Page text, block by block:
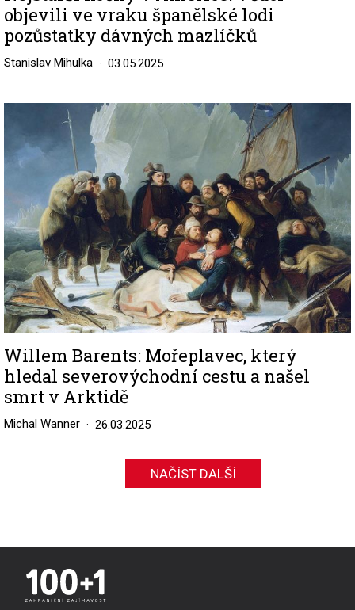
objevili ve vraku španělské lodi
pozůstatky dávných mazlíčků
Stanislav Mihulka 03.05.2025
Willem Barents: Mořeplavec, který
hledal severovýchodní cestu a našel
smrt v Arktidě
Michal Wanner 26.03.2025
NAČÍST DALŠÍ